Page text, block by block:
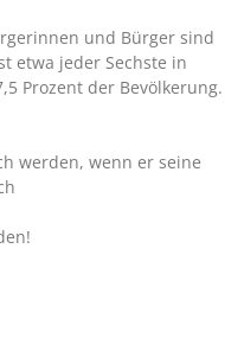
und Bürger sind
etwa jeder Sechste in
Prozent der Bevölkerung.
werden, wenn er seine